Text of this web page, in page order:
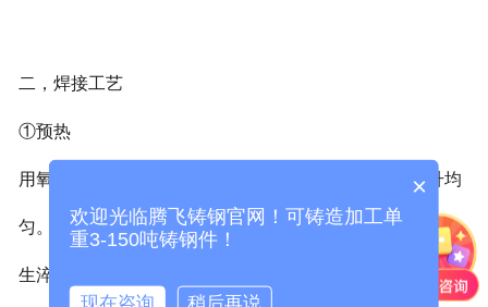
二，焊接工艺
①预热
用氧乙炔焰将施焊部位加热到150℃左右，力求温度上升均
匀。预热的目的就是减小焊接前与焊接中的温差，防止产
生淬硬组织，形成裂纹；进一步清理焊接区域中的污垢及
×
欢迎光临腾飞铸钢官网！可铸造加工单
重3-150吨铸钢件！
现在咨询 稍后再说